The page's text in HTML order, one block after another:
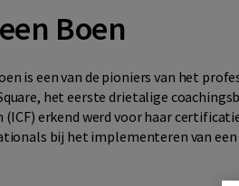
Boen
is een van de pioniers van het
het eerste drietalige
(ICF) erkend werd voor haar
bij het implementeren van een